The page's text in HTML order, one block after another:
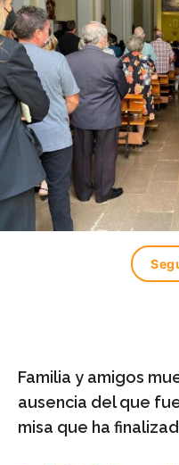
Familia y amigos
ausencia del que
misa que ha